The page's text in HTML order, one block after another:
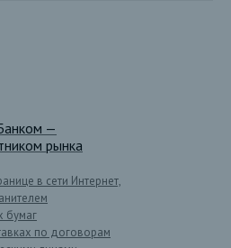
—
рынка
в сети Интернет,
бумаг
по договорам